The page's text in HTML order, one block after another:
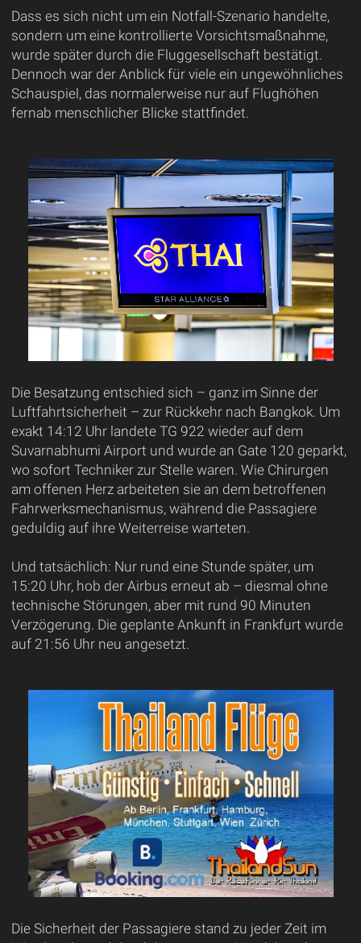
Dass es sich nicht um ein Notfall-Szenario handelte,
sondern um eine kontrollierte Vorsichtsmaßnahme,
wurde später durch die Fluggesellschaft bestätigt.
Dennoch war der Anblick für viele ein ungewöhnliches
Schauspiel, das normalerweise nur auf Flughöhen
fernab menschlicher Blicke stattfindet.
Die Besatzung entschied sich – ganz im Sinne der
Luftfahrtsicherheit – zur Rückkehr nach Bangkok. Um
exakt 14:12 Uhr landete TG 922 wieder auf dem
Suvarnabhumi Airport und wurde an Gate 120 geparkt,
wo sofort Techniker zur Stelle waren. Wie Chirurgen
am offenen Herz arbeiteten sie an dem betroffenen
Fahrwerksmechanismus, während die Passagiere
geduldig auf ihre Weiterreise warteten.
Und tatsächlich: Nur rund eine Stunde später, um
15:20 Uhr, hob der Airbus erneut ab – diesmal ohne
technische Störungen, aber mit rund 90 Minuten
Verzögerung. Die geplante Ankunft in Frankfurt wurde
auf 21:56 Uhr neu angesetzt.
Die Sicherheit der Passagiere stand zu jeder Zeit im